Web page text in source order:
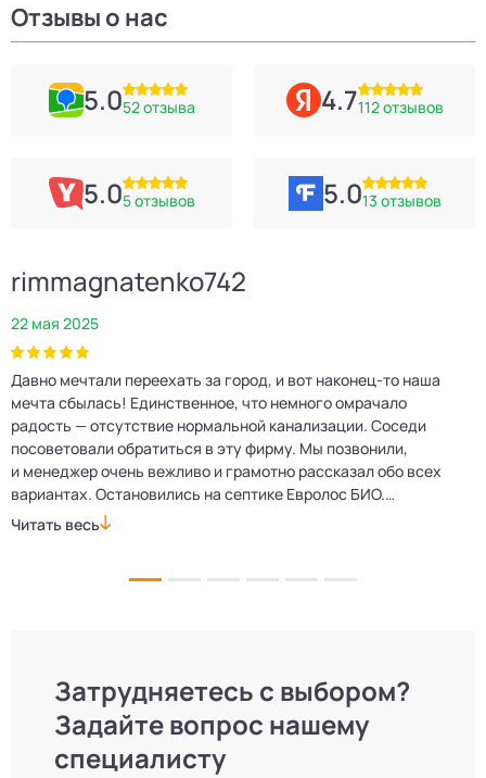
Отзывы о нас
5.052 отзыва 4.7112 отзывов
5.05 отзывов 5.013 отзывов
rimmagnatenko742
22 мая 2025
Давно мечтали переехать за город, и вот наконец‑то наша
мечта сбылась! Единственное, что немного омрачало
радость — отсутствие нормальной канализации. Соседи
посоветовали обратиться в эту фирму. Мы позвонили,
и менеджер очень вежливо и грамотно рассказал обо всех
вариантах. Остановились на септике Евролос БИО.
Монтажники приехали вовремя, установили всё быстро
Читать весь
Затрудняетесь с выбором?
Задайте вопрос нашему
специалисту